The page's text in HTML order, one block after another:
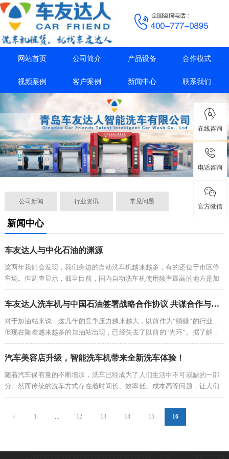
网站首页 公司简介 产品设备 合作模式
视频案例 客户案例 新闻中心 联系我们
公司新闻 行业资讯 常见问题
新闻中心
车友达人与中化石油的渊源
这两年我们会发现，我们身边的自动洗车机越来越多，有的还位于市区停
车场。但调查显示，截至目前，国内自动洗车机使用频率最高的地方是加
油站，中化石油是其中的代表。那越来越多的加油站引入全自动洗车机的
原因是什么呢？让我们来一探究竟。与国外自动洗车机的发展速度相…车友达人洗车机与中国石油签署战略合作协议 共谋合作与发展
对于加油站来说，这几年的竞争压力越来越大，以前作为“躺赚”的行业，
但现在随着越来越多的加油站出现，已经失去了以前的“光环”。据了解，
在有的地方，可能几公里内就有两三座加油站，对于加油站的经营者来
说，确实面临着太大的压力。那加油站的竞争只能靠低价策略了么…
汽车美容店升级，智能洗车机带来全新洗车体验！
随着汽车保有量的不断增加，洗车已经成为了人们生活中不可或缺的一部
分。然而传统的洗车方式存在着时间长、效率低、成本高等问题，让人们
对洗车的需求无法得到满足。而现在，全新的洗车时代已经到来，车友达
人智能洗车已经成为了人们的新选择。车友达人智能洗车是一种全新…
< 1 ... 12 13 14 15 16
在线咨询
电话咨询
官方微信